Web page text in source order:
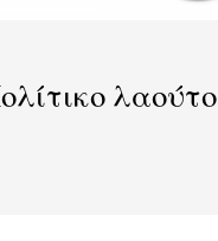
λαούτο